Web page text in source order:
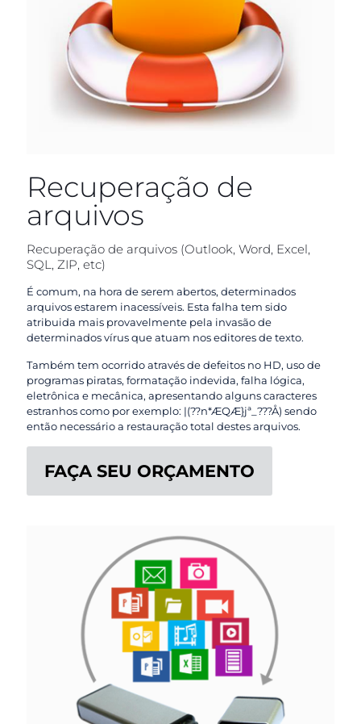
Recuperação de
arquivos
Recuperação de arquivos (Outlook, Word, Excel,
SQL, ZIP, etc)
É comum, na hora de serem abertos, determinados
arquivos estarem inacessíveis. Esta falha tem sido
atribuida mais provavelmente pela invasão de
determinados vírus que atuam nos editores de texto.
Também tem ocorrido através de defeitos no HD, uso de
programas piratas, formatação indevida, falha lógica,
eletrônica e mecânica, apresentando alguns caracteres
estranhos como por exemplo: |(??n*ÆQÆ}jª_???Å) sendo
então necessário a restauração total destes arquivos.
FAÇA SEU ORÇAMENTO